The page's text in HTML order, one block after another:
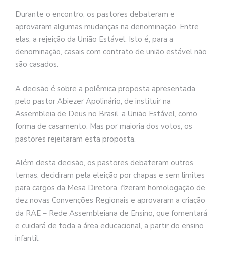
Durante o encontro, os pastores debateram e
aprovaram algumas mudanças na denominação. Entre
elas, a rejeição da União Estável. Isto é, para a
denominação, casais com contrato de união estável não
são casados.
A decisão é sobre a polêmica proposta apresentada
pelo pastor Abiezer Apolinário, de instituir na
Assembleia de Deus no Brasil, a União Estável, como
forma de casamento. Mas por maioria dos votos, os
pastores rejeitaram esta proposta.
Além desta decisão, os pastores debateram outros
temas, decidiram pela eleição por chapas e sem limites
para cargos da Mesa Diretora, fizeram homologação de
dez novas Convenções Regionais e aprovaram a criação
da RAE – Rede Assembleiana de Ensino, que fomentará
e cuidará de toda a área educacional, a partir do ensino
infantil.